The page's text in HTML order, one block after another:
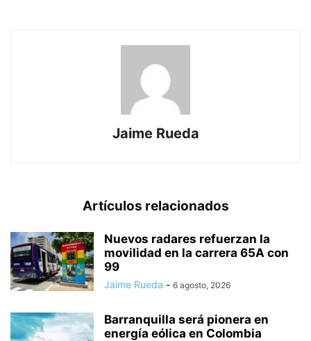
Jaime Rueda
Artículos relacionados
Nuevos radares refuerzan la
movilidad en la carrera 65A con
99
Jaime Rueda - 6 agosto, 2026
Barranquilla será pionera en
energía eólica en Colombia